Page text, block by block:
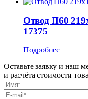
Отвод П60
17375
Подробнее
Оставьте заявку и наш
и расчёта стоимости